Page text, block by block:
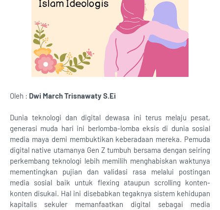
Oleh : Dwi March Trisnawaty S.Ei
Dunia teknologi dan digital dewasa ini terus melaju pesat,
generasi muda hari ini berlomba-lomba eksis di dunia sosial
media maya demi membuktikan keberadaan mereka. Pemuda
digital native utamanya Gen Z tumbuh bersama dengan seiring
perkembang teknologi lebih memilih menghabiskan waktunya
mementingkan pujian dan validasi rasa melalui postingan
media sosial baik untuk flexing ataupun scrolling konten-
konten disukai. Hal ini disebabkan tegaknya sistem kehidupan
kapitalis sekuler memanfaatkan digital sebagai media